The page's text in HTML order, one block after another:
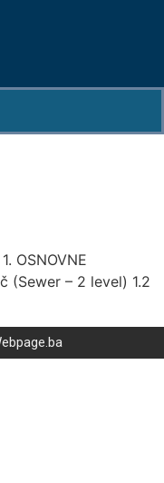
OSNOVNE
(Sewer – 2 level) 1.2